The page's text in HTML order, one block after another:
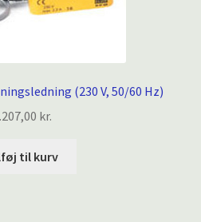
(230 V, 50/60 Hz)
kr.
til kurv